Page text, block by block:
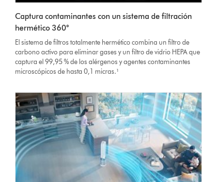
Captura contaminantes con un sistema de filtración
hermético 360°
El sistema de filtros totalmente hermético combina un filtro de
carbono activo para eliminar gases y un filtro de vidrio HEPA que
captura el 99,95 % de los alérgenos y agentes contaminantes
microscópicos de hasta 0,1 micras.¹